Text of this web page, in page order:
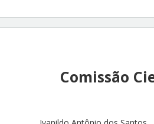
Comissão